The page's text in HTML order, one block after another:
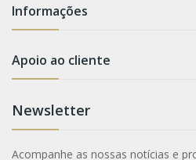
Informações
Apoio ao cliente
Newsletter
Acompanhe as nossas notícias e